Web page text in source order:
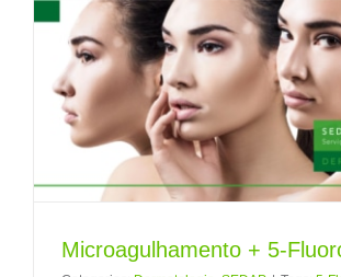
Microagulhamento + 5-